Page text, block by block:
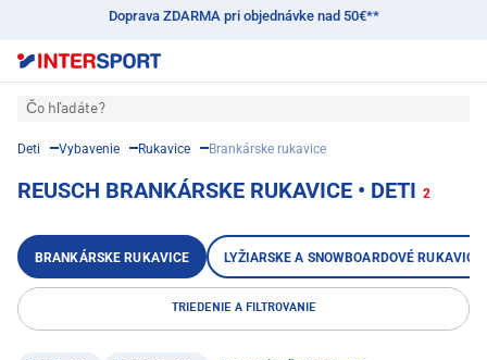
Doprava ZDARMA pri objednávke nad 50€**
Čo hľadáte?
Deti Vybavenie Rukavice Brankárske rukavice
REUSCH BRANKÁRSKE RUKAVICE • DETI 2
BRANKÁRSKE RUKAVICE LYŽIARSKE A SNOWBOARDOVÉ RUKAVICE
TRIEDENIE A FILTROVANIE